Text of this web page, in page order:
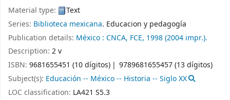
Material type:
Text
Series: Biblioteca mexicana. Educacion y pedagogía
Publication details: México : CNCA, FCE, 1998 (2004 impr.).
Description: 2 v
ISBN: 9681655451 (10 dígitos)
9789681655457 (13 dígitos)
Subject(s): Educación -- México -- Historia -- Siglo XX
LOC classification: LA421 S5.3